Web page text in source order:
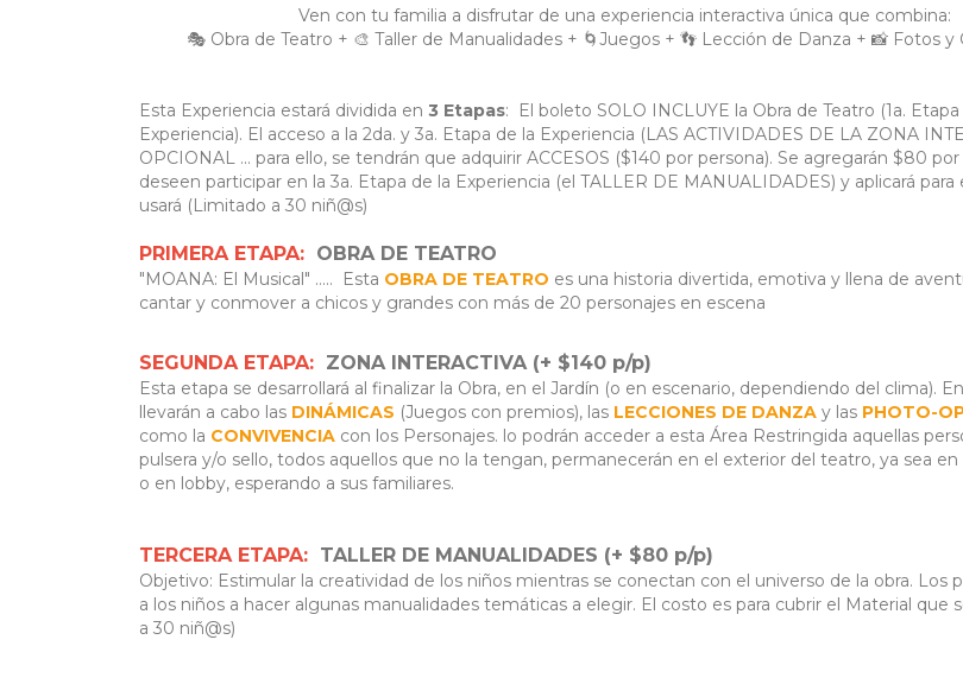
Ven con tu familia a disfrutar de una experiencia interactiva única que combina:
🎭 Obra de Teatro + 🎨 Taller de Manualidades + 🌀Juegos + 👣 Lección de Danza + 📸 Fotos y
Esta Experiencia estará dividida en 3 Etapas: El boleto SOLO INCLUYE la Obra de Teatro (1a. Etapa
Experiencia). El acceso a la 2da. y 3a. Etapa de la Experiencia (LAS ACTIVIDADES DE LA ZONA
OPCIONAL ... para ello, se tendrán que adquirir ACCESOS ($140 por persona). Se agregarán $80
deseen participar en la 3a. Etapa de la Experiencia (el TALLER DE MANUALIDADES) y aplicará
usará (Limitado a 30 niñ@s)
PRIMERA ETAPA: OBRA DE TEATRO
"MOANA: El Musical" ..... Esta OBRA DE TEATRO es una historia divertida, emotiva y llena de
cantar y conmover a chicos y grandes con más de 20 personajes en escena
SEGUNDA ETAPA: ZONA INTERACTIVA (+ $140 p/p)
Esta etapa se desarrollará al finalizar la Obra, en el Jardín (o en escenario, dependiendo del clima).
llevarán a cabo las DINÁMICAS (Juegos con premios), las LECCIONES DE DANZA y las PHOTO-
como la CONVIVENCIA con los Personajes. lo podrán acceder a esta Área Restringida aquellas
pulsera y/o sello, todos aquellos que no la tengan, permanecerán en el exterior del teatro, ya sea
o en lobby, esperando a sus familiares.
TERCERA ETAPA: TALLER DE MANUALIDADES (+ $80 p/p)
Objetivo: Estimular la creatividad de los niños mientras se conectan con el universo de la obra. Los
a los niños a hacer algunas manualidades temáticas a elegir. El costo es para cubrir el Material que
a 30 niñ@s)